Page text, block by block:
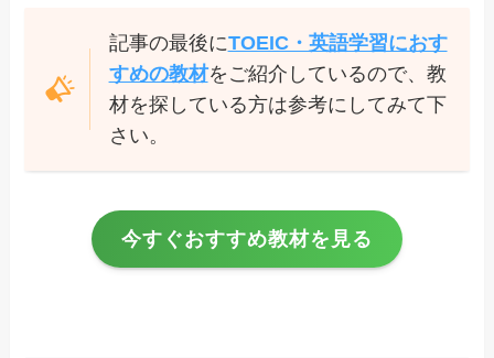
記事の最後にTOEIC・英語学習におす
すめの教材をご紹介しているので、教
材を探している方は参考にしてみて下
さい。
今すぐおすすめ教材を見る